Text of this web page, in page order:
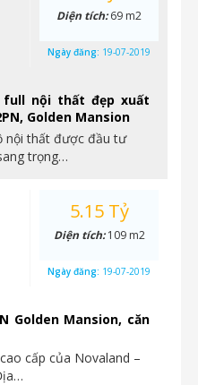
full nội thất đẹp xuất
Golden Mansion
nội thất được đầu tư
trọng…
Diện tích:69 m2
Ngày đăng: 19-07-2019
Golden Mansion, căn
cấp của Novaland –
5.15 Tỷ
Diện tích:109 m2
Ngày đăng: 19-07-2019